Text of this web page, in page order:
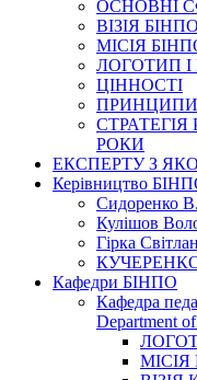
ОСНОВНІ
ВІЗІЯ БІНПО
МІСІЯ
ЛОГОТИП
ЦІННОСТІ
ПРИНЦИПИ
СТРАТЕГІЯ
РОКИ
ЕКСПЕРТУ З
Керівництво
Сидоренко
Кулішов
Гірка
Кафедри БІНПО
Кафедра
Department